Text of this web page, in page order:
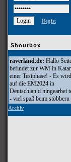
Regist
Shoutbox
raverland.de: Hallo
befindet zur WM in
einer Testphase! - Es wird
auf die EM2024 in
Deutschlan d hingearbei
- viel spaß beim stöbbern
Archiv